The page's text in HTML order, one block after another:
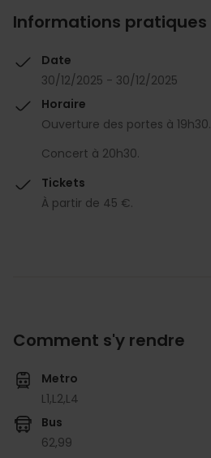
Informations pratiques
Date
30/12/2025 - 30/12/2025
Horaire
Ouverture des portes à 19h30.
Concert à 20h30.
Tickets
À partir de 45 €.
Comment s'y rendre
Metro
L1,L2,L4
Bus
62,99